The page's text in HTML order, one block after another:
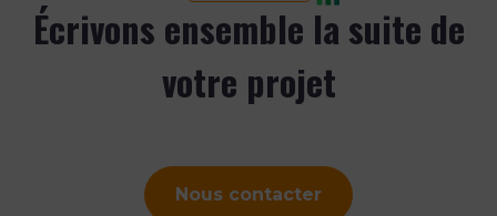
Écrivons ensemble la suite de
votre projet
Nous contacter